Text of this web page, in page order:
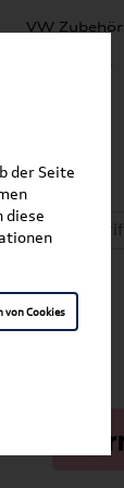
VW Zubehör
SEAT Produkte
der Seite
diese
von Cookies